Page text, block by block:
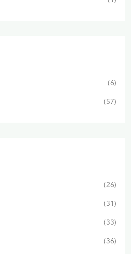
6
57
26
31
33
36